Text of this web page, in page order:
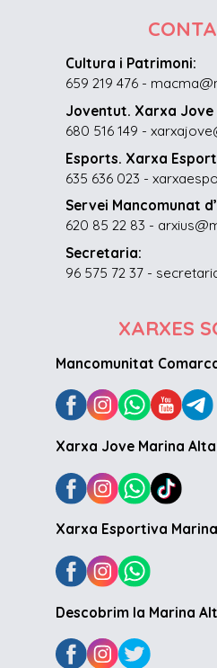
Cultura i Patrimoni:
659 219 476 -
Joventut. Xarxa Jove
680 516 149 -
Esports. Xarxa
635 636 023 -
Servei Mancomunat
620 85 22 83 -
Secretaria:
96 575 72 37 -
XARXES
Mancomunitat
Xarxa Jove Marina
Xarxa Esportiva
Descobrim la Marina